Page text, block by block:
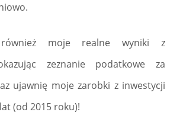
również moje realne wyniki z
zeznanie podatkowe za
ujawnię moje zarobki z inwestycji
(od 2015 roku)!